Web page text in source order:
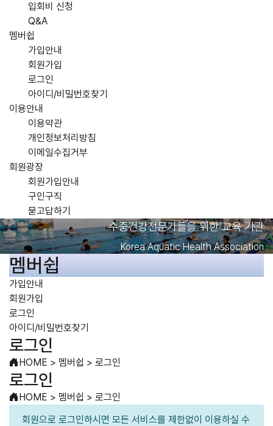
입회비 신청
Q&A
멤버쉽
가입안내
회원가입
로그인
아이디/비밀번호찾기
이용안내
이용약관
개인정보처리방침
이메일수집거부
회원광장
회원가입안내
구인구직
묻고답하기
수중건강전문가들을 위한 교육 기관
Korea Aquatic Health Association
멤버쉽
가입안내
회원가입
로그인
아이디/비밀번호찾기
로그인
HOME > 멤버쉽 > 로그인
로그인
HOME > 멤버쉽 > 로그인
회원으로 로그인하시면 모든 서비스를 제한없이 이용하실 수